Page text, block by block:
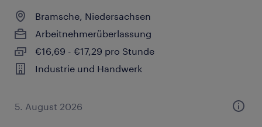
Bramsche, Niedersachsen
Arbeitnehmerüberlassung
€16,69 - €17,29 pro Stunde
Industrie und Handwerk
5. August 2026